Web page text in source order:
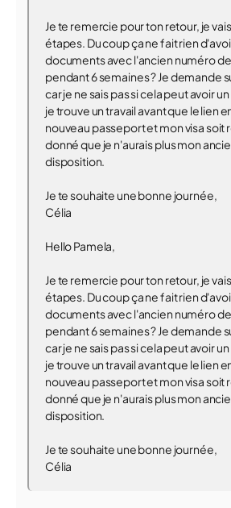
Je te remercie pour ton retour, je
étapes. Du coup ça ne fait rien
documents avec l'ancien numéro
pendant 6 semaines ? Je demande
car je ne sais pas si cela peut avoir
je trouve un travail avant que le lien
nouveau passeport et mon visa soit
donné que je n'aurais plus mon
disposition.
Je te souhaite une bonne journée,
Célia
Hello Pamela,
Je te remercie pour ton retour, je
étapes. Du coup ça ne fait rien
documents avec l'ancien numéro
pendant 6 semaines ? Je demande
car je ne sais pas si cela peut avoir
je trouve un travail avant que le lien
nouveau passeport et mon visa soit
donné que je n'aurais plus mon
disposition.
Je te souhaite une bonne journée,
Célia